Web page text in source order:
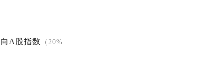
向A股指数 （20%